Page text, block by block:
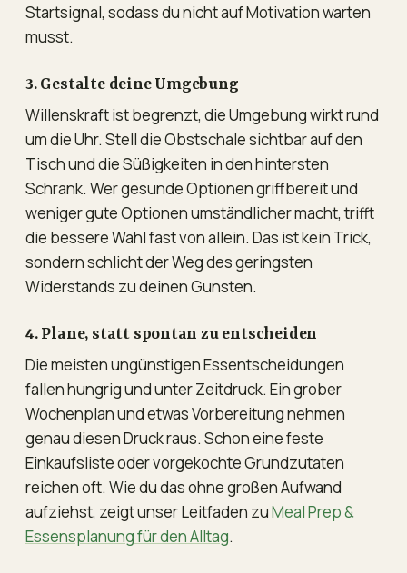
Startsignal, sodass du nicht auf Motivation warten
musst.
3. Gestalte deine Umgebung
Willenskraft ist begrenzt, die Umgebung wirkt rund
um die Uhr. Stell die Obstschale sichtbar auf den
Tisch und die Süßigkeiten in den hintersten
Schrank. Wer gesunde Optionen griffbereit und
weniger gute Optionen umständlicher macht, trifft
die bessere Wahl fast von allein. Das ist kein Trick,
sondern schlicht der Weg des geringsten
Widerstands zu deinen Gunsten.
4. Plane, statt spontan zu entscheiden
Die meisten ungünstigen Essentscheidungen
fallen hungrig und unter Zeitdruck. Ein grober
Wochenplan und etwas Vorbereitung nehmen
genau diesen Druck raus. Schon eine feste
Einkaufsliste oder vorgekochte Grundzutaten
reichen oft. Wie du das ohne großen Aufwand
aufziehst, zeigt unser Leitfaden zuMeal Prep &
Essensplanung für den Alltag.